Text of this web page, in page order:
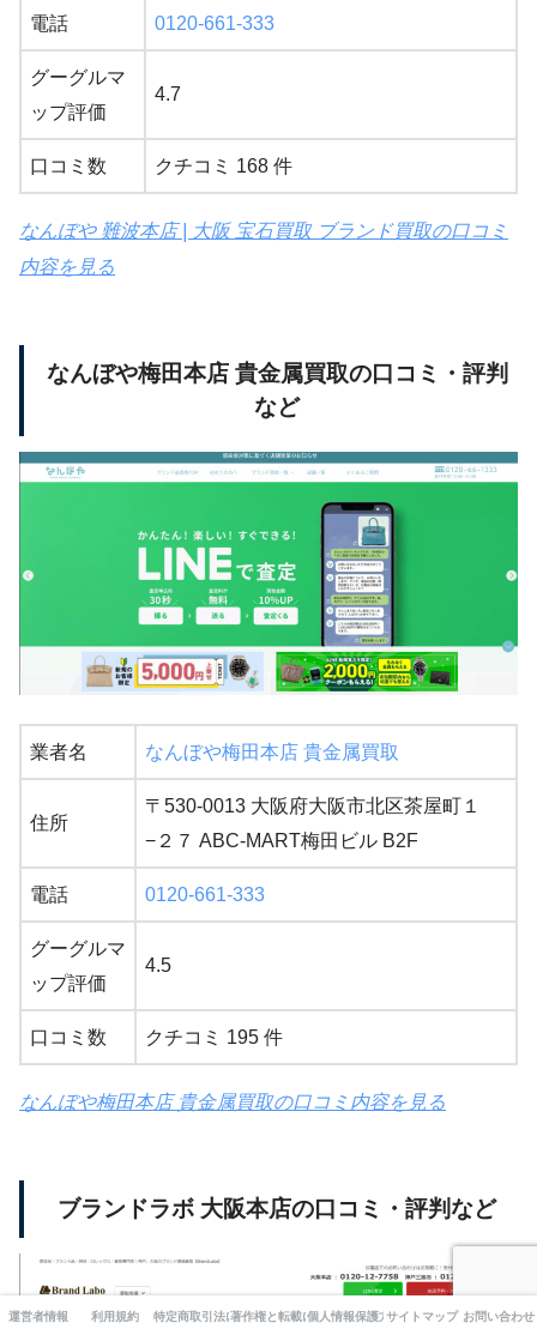
電話 0120-661-333
グーグルマ
ップ評価
4.7
口コミ数 クチコミ 168 件
なんぼや 難波本店 | 大阪 宝石買取 ブランド買取の口コミ
内容を見る
なんぼや梅田本店 貴金属買取の口コミ・評判
など
業者名 なんぼや梅田本店 貴金属買取
住所
〒530-0013 大阪府大阪市北区茶屋町１
−２７ ABC-MART梅田ビル B2F
電話 0120-661-333
グーグルマ
ップ評価
4.5
口コミ数 クチコミ 195 件
なんぼや梅田本店 貴金属買取の口コミ内容を見る
ブランドラボ 大阪本店の口コミ・評判など
運営者情報 利用規約 特定商取引法に基づく表記
著作権と転載について個人情報保護方針サイトマップ お問い合わせ